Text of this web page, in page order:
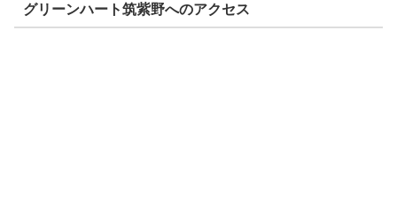
グリーンハート筑紫野へのアクセス